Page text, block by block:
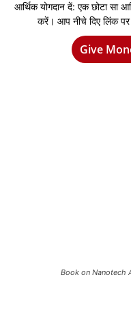
आर्थिक योगदान दें: एक छोटा सा
करें। आप नीचे दिए लिंक
Give
Book on Nanotech